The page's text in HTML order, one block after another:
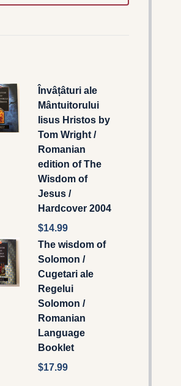
Învâțâturi ale
Mântuitorului
Iisus Hristos by
Tom Wright /
Romanian
edition of The
Wisdom of
Jesus /
Hardcover 2004
$14.99
The wisdom of
Solomon /
Cugetari ale
Regelui
Solomon /
Romanian
Language
Booklet
$17.99